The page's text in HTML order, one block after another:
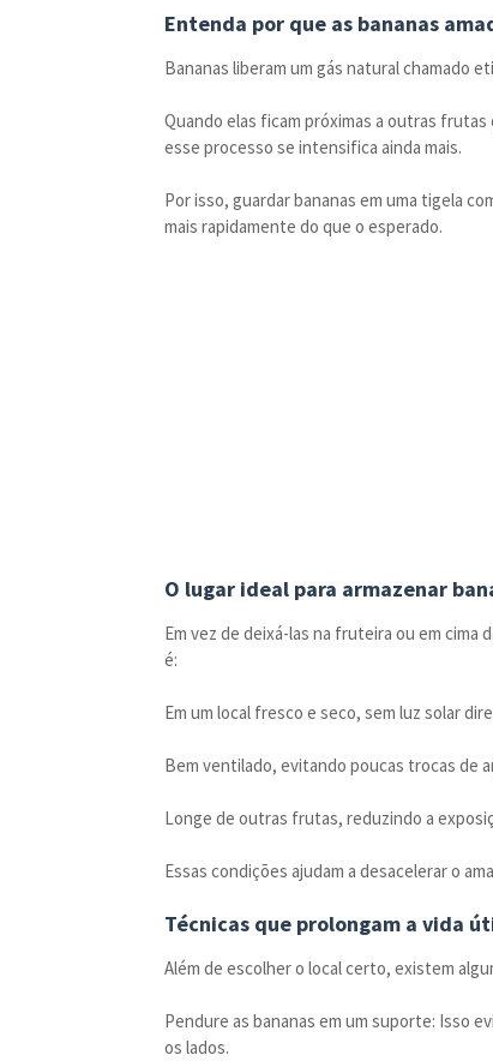
Entenda por que as bananas
Bananas liberam um gás natural chamado
Quando elas ficam próximas a outras
esse processo se intensifica ainda mais.
Por isso, guardar bananas em uma tigela
mais rapidamente do que o esperado.
O lugar ideal para armazenar
Em vez de deixá-las na fruteira ou em cima
é:
Em um local fresco e seco, sem luz solar
Bem ventilado, evitando poucas trocas de
Longe de outras frutas, reduzindo a
Essas condições ajudam a desacelerar o
Técnicas que prolongam a vida
Além de escolher o local certo, existem
Pendure as bananas em um suporte: Isso
os lados.